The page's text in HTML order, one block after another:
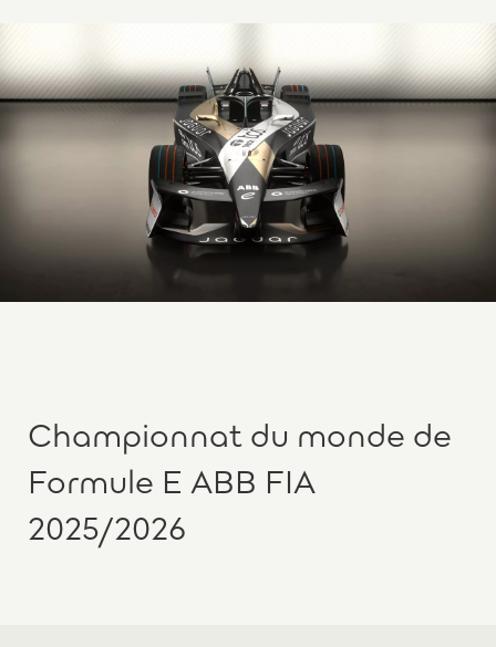
Championnat du monde de
Formule E ABB FIA
2025/2026